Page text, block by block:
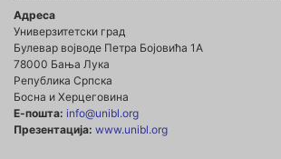
Адреса
Универзитетски град
Булевар војводе Петра Бојовића 1А
78000 Бања Лука
Република Српска
Босна и Херцеговина
Е-пошта: info@unibl.org
Презентација: www.unibl.org